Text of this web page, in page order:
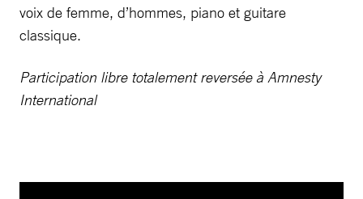
voix de femme, d’hommes, piano et guitare
classique.
Participation libre totalement reversée à Amnesty
International